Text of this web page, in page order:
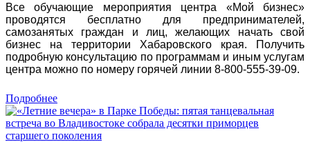
Все обучающие мероприятия центра «Мой бизнес»
проводятся бесплатно для предпринимателей,
самозанятых граждан и лиц, желающих начать свой
бизнес на территории Хабаровского края. Получить
подробную консультацию по программам и иным услугам
центра можно по номеру горячей линии 8-800-555-39-09.
Подробнее